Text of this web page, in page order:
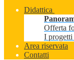
Didattica
Offerta
I progetti
Area riservata
Contatti